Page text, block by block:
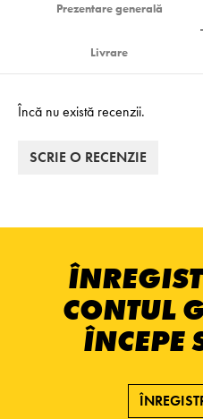
Prezentare generală
Livrare
Încă nu există recenzii.
SCRIE O RECENZIE
CONTUL
ÎNCEPE